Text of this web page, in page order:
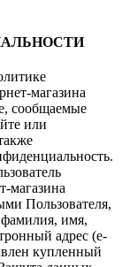
магазина
сообщаемые
или
магазина
Пользователя,
фамилия, имя,
адрес (e-
купленный